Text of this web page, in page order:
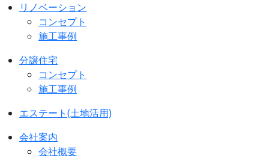
リノベーション
コンセプト
施工事例
分譲住宅
コンセプト
施工事例
エステート(土地活用)
会社案内
会社概要